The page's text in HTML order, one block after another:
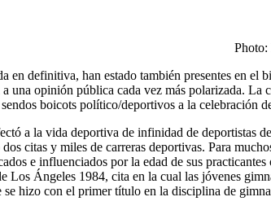
Photo:
en definitiva, han estado también presentes en
una opinión pública cada vez más polarizada.
boicots político/deportivos a la celebración
a la vida deportiva de infinidad de deportistas
citas y miles de carreras deportivas. Para
e influenciados por la edad de sus
Los Ángeles 1984, cita en la cual las jóvenes
hizo con el primer título en la disciplina de